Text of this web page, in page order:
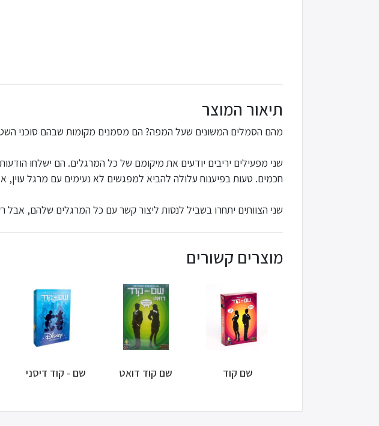
תיאור המוצר
מהם הסמלים המשונים שעל המפה? הם מסמנים מקומות שבהם סוכני
שני מפעילים יריבים יודעים את מיקומם של כל המרגלים. הם ישלחו
חכמים. טעות בפיענוח עלולה להביא למפגשים לא נעימים עם מרגל עוין,
שני הצוותים יתחרו בשביל לנסות ליצור קשר עם כל המרגלים שלהם, אבל
מוצרים קשורים
שם קוד שם קוד דואט שם - קוד דיסני